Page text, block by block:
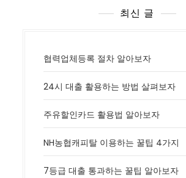
최신 글
협력업체등록 절차 알아보자
24시 대출 활용하는 방법 살펴보자
주유할인카드 활용법 알아보자
NH농협캐피탈 이용하는 꿀팁 4가지
7등급 대출 통과하는 꿀팁 알아보자